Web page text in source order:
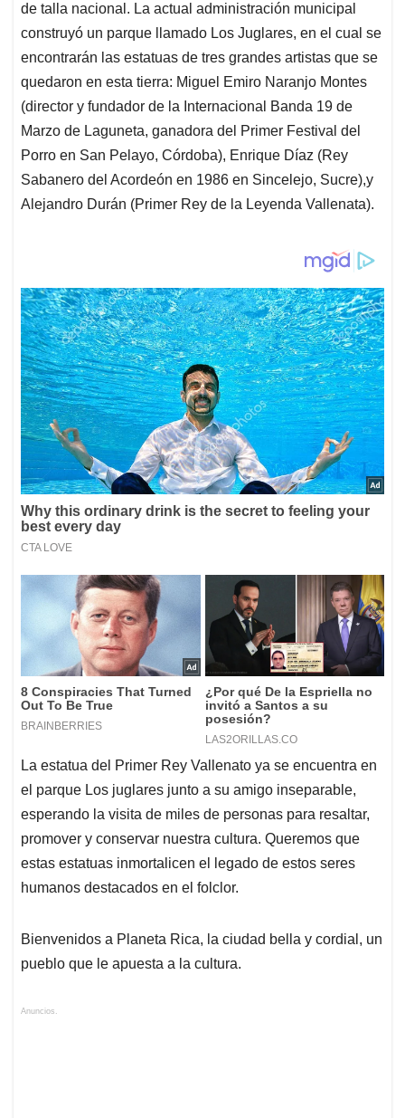
de talla nacional. La actual administración municipal
construyó un parque llamado Los Juglares, en el cual se
encontrarán las estatuas de tres grandes artistas que se
quedaron en esta tierra: Miguel Emiro Naranjo Montes
(director y fundador de la Internacional Banda 19 de
Marzo de Laguneta, ganadora del Primer Festival del
Porro en San Pelayo, Córdoba), Enrique Díaz (Rey
Sabanero del Acordeón en 1986 en Sincelejo, Sucre),y
Alejandro Durán (Primer Rey de la Leyenda Vallenata).
La estatua del Primer Rey Vallenato ya se encuentra en
el parque Los juglares junto a su amigo inseparable,
esperando la visita de miles de personas para resaltar,
promover y conservar nuestra cultura. Queremos que
estas estatuas inmortalicen el legado de estos seres
humanos destacados en el folclor.
Bienvenidos a Planeta Rica, la ciudad bella y cordial, un
pueblo que le apuesta a la cultura.
Anuncios.